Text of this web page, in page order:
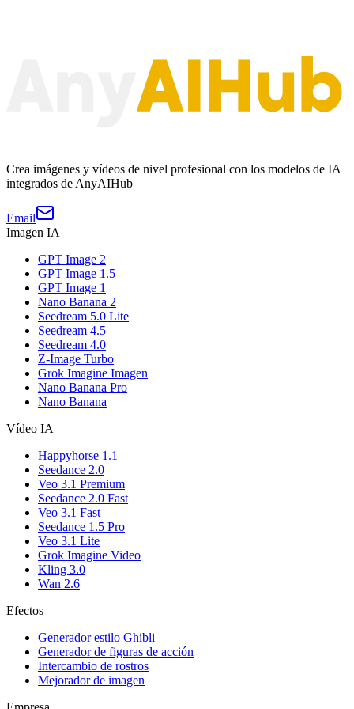
Crea imágenes y vídeos de nivel profesional con los modelos de IA
integrados de AnyAIHub
Email
Imagen IA
GPT Image 2
GPT Image 1.5
GPT Image 1
Nano Banana 2
Seedream 5.0 Lite
Seedream 4.5
Seedream 4.0
Z-Image Turbo
Grok Imagine Imagen
Nano Banana Pro
Nano Banana
Vídeo IA
Happyhorse 1.1
Seedance 2.0
Veo 3.1 Premium
Seedance 2.0 Fast
Veo 3.1 Fast
Seedance 1.5 Pro
Veo 3.1 Lite
Grok Imagine Video
Kling 3.0
Wan 2.6
Efectos
Generador estilo Ghibli
Generador de figuras de acción
Intercambio de rostros
Mejorador de imagen